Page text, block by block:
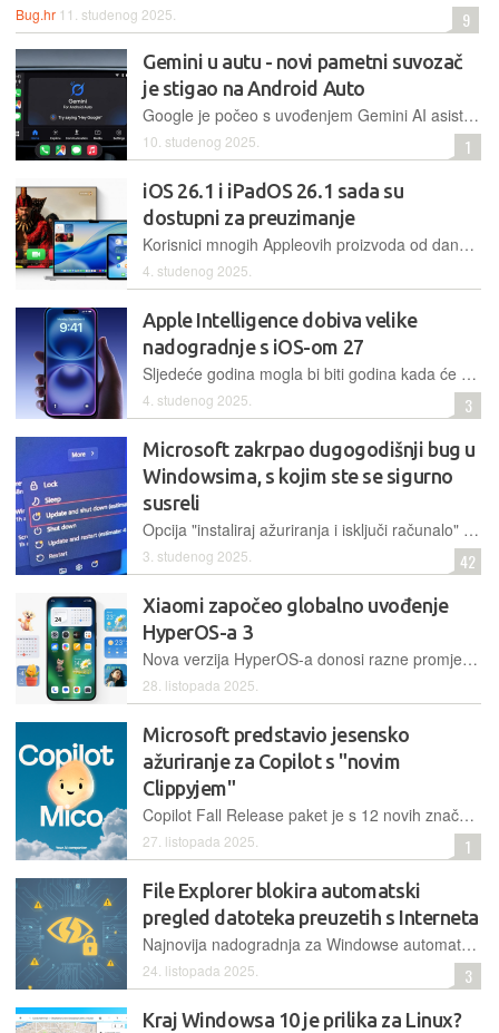
Bug.hr 11. studenog 2025. 9
Gemini u autu - novi pametni suvozač
je stigao na Android Auto
Google je počeo s uvođenjem Gemini AI asistenta na Android Auto, koji zamjenjuje dosadašnji Google Assistant. Očekujte pametnije razgovore, prijevode u stvarnom vremenu i dublju integraciju s aplikacijama
10. studenog 2025. 1
iOS 26.1 i iPadOS 26.1 sada su
dostupni za preuzimanje
Korisnici mnogih Appleovih proizvoda od danas mogu preuzeti nove inačice operativnih sustava koje donose blaga poboljšanja i neke popravke
4. studenog 2025.
Apple Intelligence dobiva velike
nadogradnje s iOS-om 27
Sljedeće godina mogla bi biti godina kada će Apple konačno zakoračiti u svijet generativnog AI-a kojem već neko vrijeme dominiraju OpenAI i Google
4. studenog 2025. 3
Microsoft zakrpao dugogodišnji bug u
Windowsima, s kojim ste se sigurno
susreli
Opcija "instaliraj ažuriranja i isključi računalo" u pravilu nije činila opisano, već je nakon instaliranja ažuriranja računalo samo resetirala. Čudnovati problem zahvaćao je Windowse 10 i 11, a sad je riješen
3. studenog 2025. 42
Xiaomi započeo globalno uvođenje
HyperOS-a 3
Nova verzija HyperOS-a donosi razne promjene, među kojima se posebno ističe blago redizajnirano sučelje, osvježen izgled sustavnih aplikacija te bolja optimizacija baterije
28. listopada 2025.
Microsoft predstavio jesensko
ažuriranje za Copilot s "novim
Clippyjem"
Copilot Fall Release paket je s 12 novih značajki koje AI asistenta čine osobnijim i korisnijim, pamti podatke o korisniku, povezuje ga s drugima i brine o njemu, a ima i zanimljiv avatar dostupan po želji
27. listopada 2025. 1
File Explorer blokira automatski
pregled datoteka preuzetih s Interneta
Najnovija nadogradnja za Windowse automatski blokira pretpregled datoteka skinutih s Interneta kako bi se spriječilo curenje osjetljivih vjerodajnica putem ranjivosti u File Exploreru
24. listopada 2025. 3
Kraj Windowsa 10 je prilika za Linux?